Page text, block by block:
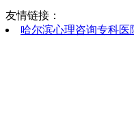
友情链接：
哈尔滨心理咨询专科医